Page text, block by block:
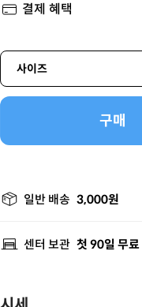
결제 혜택
사이즈
구매
일반 배송 3,000원
센터 보관 첫 90일 무료